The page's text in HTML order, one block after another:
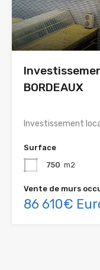
BORDEAUX
Investissement
Surface
750 m2
Vente de murs
86 610€